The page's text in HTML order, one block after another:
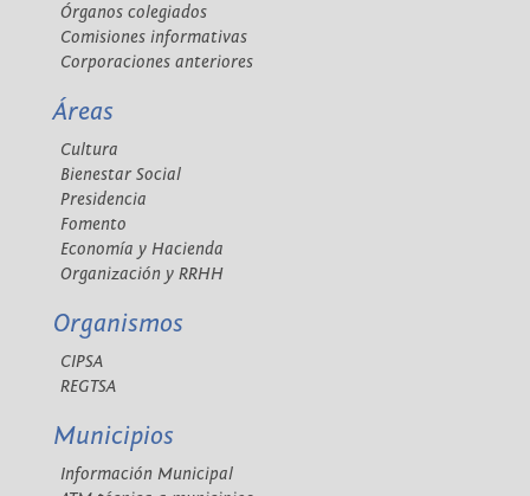
Órganos colegiados
Comisiones informativas
Corporaciones anteriores
Áreas
Cultura
Bienestar Social
Presidencia
Fomento
Economía y Hacienda
Organización y RRHH
Organismos
CIPSA
REGTSA
Municipios
Información Municipal